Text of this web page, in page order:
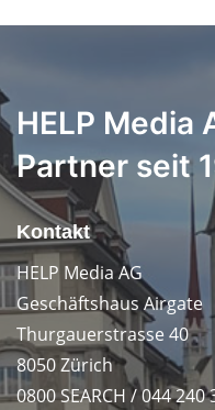
HELP Media
Partner seit
Kontakt
HELP Media AG
Geschäftshaus Airgate
Thurgauerstrasse 40
8050 Zürich
0800 SEARCH / 044 240